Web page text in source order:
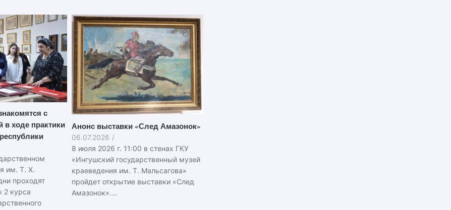
с
в ходе практики
им. Т. Х.
проходят
2 курса
Анонс выставки «След Амазонок»
06.07.2026 /
8 июля 2026 г. 11:00 в стенах ГКУ
«Ингушский государственный музей
краеведения им. Т. Мальсагова»
пройдет открытие выставки «След
Амазонок»....